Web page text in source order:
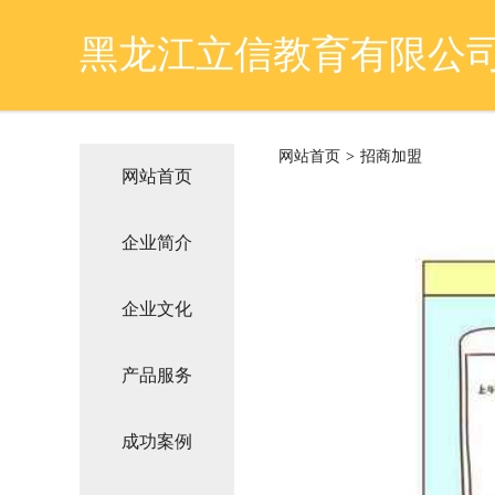
黑龙江立信教育有限公
网站首页
企业简介
企业文化
产品服务
成功案例
网站首页 > 招商加盟